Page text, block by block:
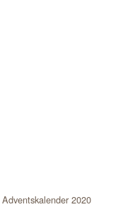
Adventskalender 2020